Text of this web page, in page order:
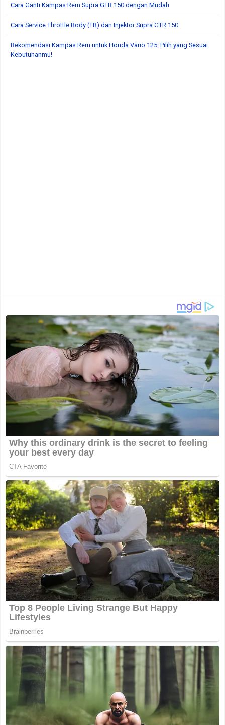
Cara Ganti Kampas Rem Supra GTR 150 dengan Mudah
Cara Service Throttle Body (TB) dan Injektor Supra GTR 150
Rekomendasi Kampas Rem untuk Honda Vario 125: Pilih yang Sesuai
Kebutuhanmu!